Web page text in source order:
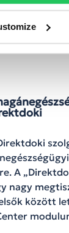
A
nagy
között